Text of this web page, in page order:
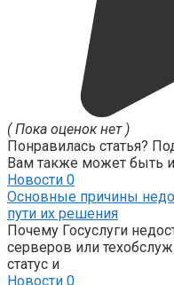
( Пока оценок нет )
Понравилась статья?
Вам также может быть
Новости 0
Основные причины
пути их решения
Почему Госуслуги
серверов или
статус и
Новости 0